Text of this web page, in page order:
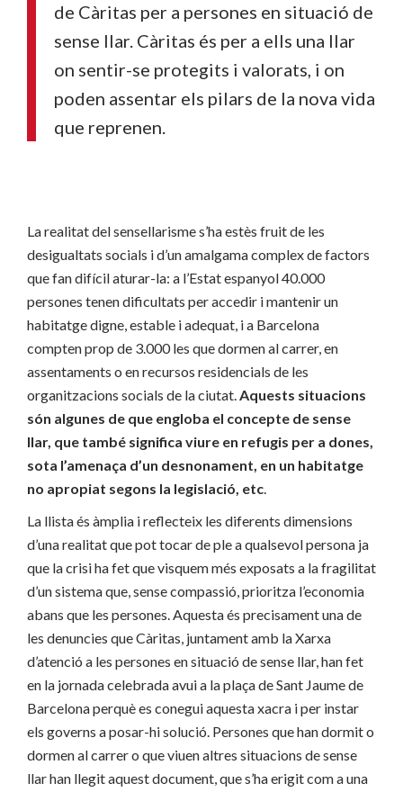
de Càritas per a persones en situació de
sense llar. Càritas és per a ells una llar
on sentir-se protegits i valorats, i on
poden assentar els pilars de la nova vida
que reprenen.
La realitat del sensellarisme s’ha estès fruit de les
desigualtats socials i d’un amalgama complex de factors
que fan difícil aturar-la: a l’Estat espanyol 40.000
persones tenen dificultats per accedir i mantenir un
habitatge digne, estable i adequat, i a Barcelona
compten prop de 3.000 les que dormen al carrer, en
assentaments o en recursos residencials de les
organitzacions socials de la ciutat.Aquests situacions
són algunes de que engloba el concepte de sense
llar, que també significa viure en refugis per a dones,
sota l’amenaça d’un desnonament, en un habitatge
no apropiat segons la legislació, etc.
La llista és àmplia i reflecteix les diferents dimensions
d’una realitat que pot tocar de ple a qualsevol persona ja
que la crisi ha fet que visquem més exposats a la fragilitat
d’un sistema que, sense compassió, prioritza l’economia
abans que les persones. Aquesta és precisament una de
les denuncies que Càritas, juntament amb la Xarxa
d’atenció a les persones en situació de sense llar, han fet
en la jornada celebrada avui a la plaça de Sant Jaume de
Barcelona perquè es conegui aquesta xacra i per instar
els governs a posar-hi solució. Persones que han dormit o
dormen al carrer o que viuen altres situacions de sense
llar han llegit aquest document, que s’ha erigit com a una